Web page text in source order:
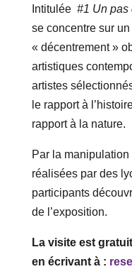
Intitulée #1 Un pas
se concentre sur
« décentrement »
artistiques
artistes
le rapport à
rapport à la nature.
Par la
réalisées par des
participants
de l’exposition.
La visite est
en écrivant à :